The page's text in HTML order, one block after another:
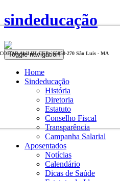
sindeducação
Toggle navigation
Home
Sindeducação
História
Diretoria
Estatuto
Conselho Fiscal
Transparência
Campanha Salarial
Aposentados
Notícias
Calendário
Dicas de Saúde
COHAB Anil III CEP - 65050-270 São Luis - MA